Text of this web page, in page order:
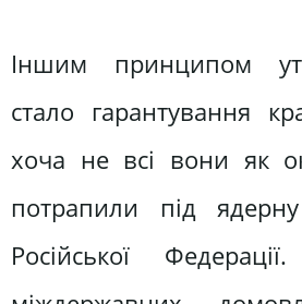
Іншим принципом
стало гарантування
хоча не всі вони як
потрапили під
Російської